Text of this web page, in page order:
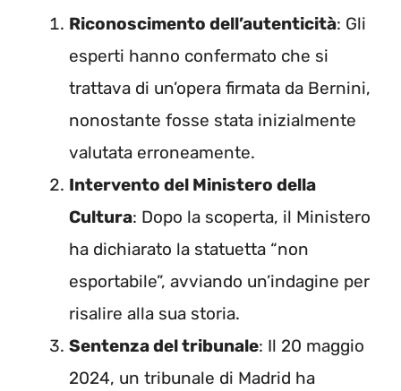
Riconoscimento dell’autenticità: Gli
esperti hanno confermato che si
trattava di un’opera firmata da Bernini,
nonostante fosse stata inizialmente
valutata erroneamente.
Intervento del Ministero della
Cultura: Dopo la scoperta, il Ministero
ha dichiarato la statuetta “non
esportabile”, avviando un’indagine per
risalire alla sua storia.
Sentenza del tribunale: Il 20 maggio
2024, un tribunale di Madrid ha